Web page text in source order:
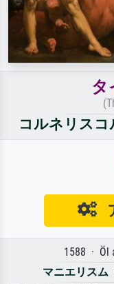
タ
コルネリス
1588 · Öl
マニエリスム